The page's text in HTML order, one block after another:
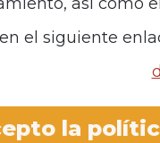
el siguiente
la